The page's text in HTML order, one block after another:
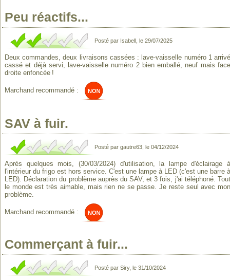
Peu réactifs...
Posté par Isabell, le 29/07/2025
Deux commandes, deux livraisons cassées : lave-vaisselle numéro 1 arrivé
cassé et déjà servi, lave-vaisselle numéro 2 bien emballé, neuf mais face
droite enfoncée !
Marchand recommandé :
SAV à fuir.
Posté par gautre63, le 04/12/2024
Après quelques mois, (30/03/2024) d'utilisation, la lampe d'éclairage à
l'intérieur du frigo est hors service. C'est une lampe à LED (c'est une barre à
LED). Déclaration du problème auprès du SAV, et 3 fois, j'ai téléphoné. Tout
le monde est très aimable, mais rien ne se passe. Je reste seul avec mon
problème.
Marchand recommandé :
Commerçant à fuir...
Posté par Siry, le 31/10/2024